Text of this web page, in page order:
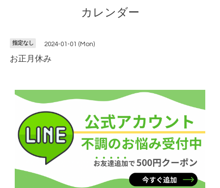
カレンダー
指定なし 2024-01-01 (Mon)
お正月休み